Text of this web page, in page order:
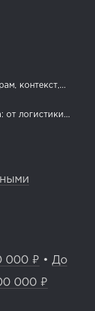
контекст,...
от логистики...
000 ₽ • До
000 ₽